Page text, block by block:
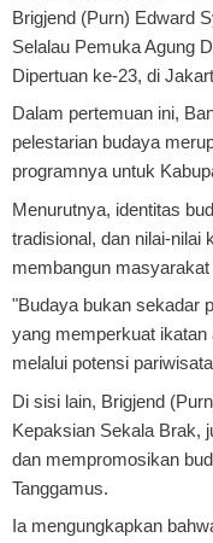
Brigjend (Purn) Edward
Selalau Pemuka Agung
Dipertuan ke-23, di
Dalam pertemuan ini,
pelestarian budaya
programnya untuk
Menurutnya, identitas
tradisional, dan nilai-nilai
membangun
"Budaya bukan sekadar
yang memperkuat
melalui potensi
Di sisi lain, Brigjend
Kepaksian Sekala Brak,
dan mempromosikan
Tanggamus.
Ia mengungkapkan